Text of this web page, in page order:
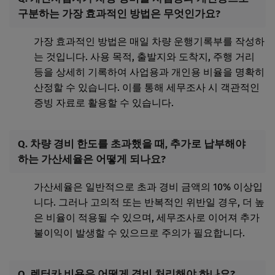
구분하는 가장 효과적인 방법은 무엇인가요?
가장 효과적인 방법은 매일 차량 운행기록부를 작성하
는 것입니다. 사용 목적, 출발지와 도착지, 주행 거리
등을 상세히 기록하여 사업용과 개인용 비율을 명확히
산정할 수 있습니다. 이를 통해 세무조사 시 객관적인
증빙 자료로 활용할 수 있습니다.
Q. 차량 경비 한도를 초과했을 때, 추가로 납부해야
하는 가산세율은 어떻게 되나요?
가산세율은 일반적으로 초과 경비 금액의 10% 이상입
니다. 그러나 고의적 또는 반복적인 위반일 경우, 더 높
은 비율이 적용될 수 있으며, 세무조사로 이어져 추가
불이익이 발생할 수 있으므로 주의가 필요합니다.